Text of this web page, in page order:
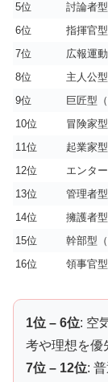
5位
討論者型
6位
指揮官型
7位
広報運
8位
主人公
9位
巨匠型
10位
冒険家
11位
起業家
12位
エンタ
13位
管理者
14位
擁護者
15位
幹部型（
16位
領事官
1位 – 6位: 空
考や理想を優
7位 – 12位: